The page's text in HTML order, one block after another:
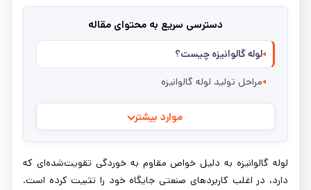
دسترسی سریع به محتوای مقاله
لوله گالوانیزه چیست؟
مراحل تولید لوله گالوانیزه
موارد بیشتر
لوله‌ گالوانیزه به دلیل خواص مقاوم به خوردگی تقویت‌شده‌ای که
دارد، در اغلب کاربردهای صنعتی جایگاه خود را تثبیت کرده‌ است.